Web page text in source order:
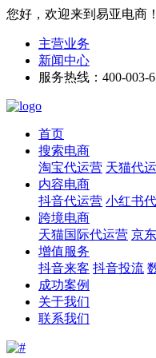
您好，欢迎来到易亚电商！
主营业务
新闻中心
服务热线：400-003-
首页
搜索电商
淘宝代运营 天猫代
内容电商
抖音代运营 小红书
跨境电商
天猫国际代运营 京
增值服务
抖音来客 抖音投流
成功案例
关于我们
联系我们